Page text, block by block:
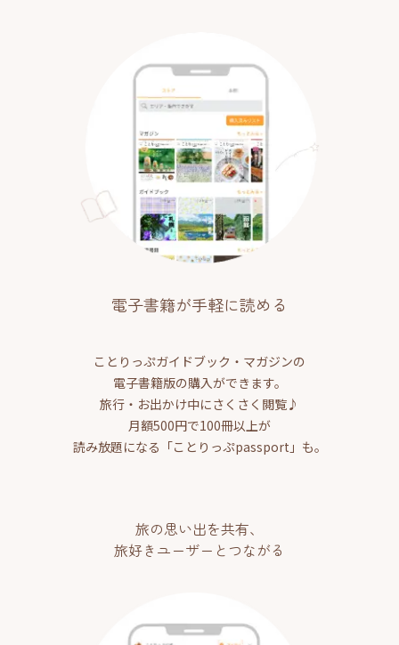
電子書籍が手軽に読める
ことりっぷガイドブック・マガジンの
電子書籍版の購入ができます。
旅行・お出かけ中にさくさく閲覧♪
月額500円で100冊以上が
読み放題になる「ことりっぷpassport」も。
旅の思い出を共有、
旅好きユーザーとつながる